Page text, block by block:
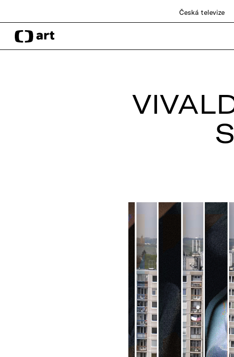
Česká televize